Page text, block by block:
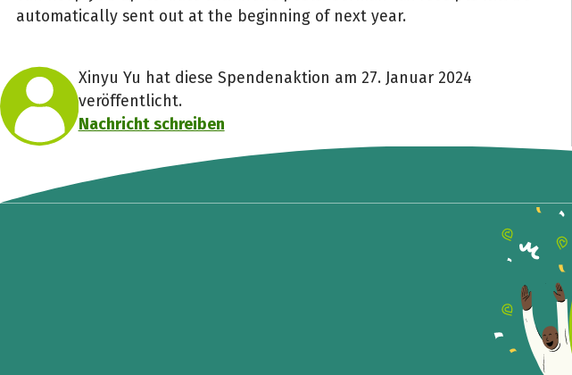
automatically sent out at the beginning of next year.
Xinyu Yu hat diese Spendenaktion am 27. Januar 2024
veröffentlicht.
Nachricht schreiben